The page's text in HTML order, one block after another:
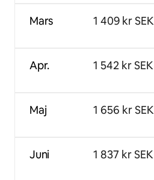
Mars
Apr.
Maj
Juni
1 409 kr SEK
1 542 kr SEK
1 656 kr SEK
1 837 kr SEK